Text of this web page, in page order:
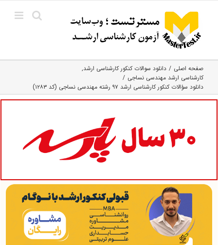
content
صفحه اصلی
دانلود سوالات کنکور کارشناسی ارشد
کارشناسی ارشد مهندسی نساجی
دانلود سؤالات کنکور کارشناسی ارشد ۹۷ رشته مهندسی نساجی (کد ۱۲۸۳)